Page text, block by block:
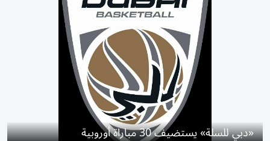
«دبي للسلة» يستضيف 30 مباراة أوروبية